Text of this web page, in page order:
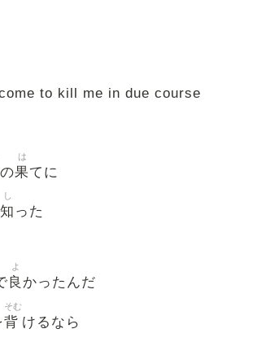
to kill me in due course
の果
は
てに
知
し
った
良
よ
かったんだ
背
そむ
けるなら